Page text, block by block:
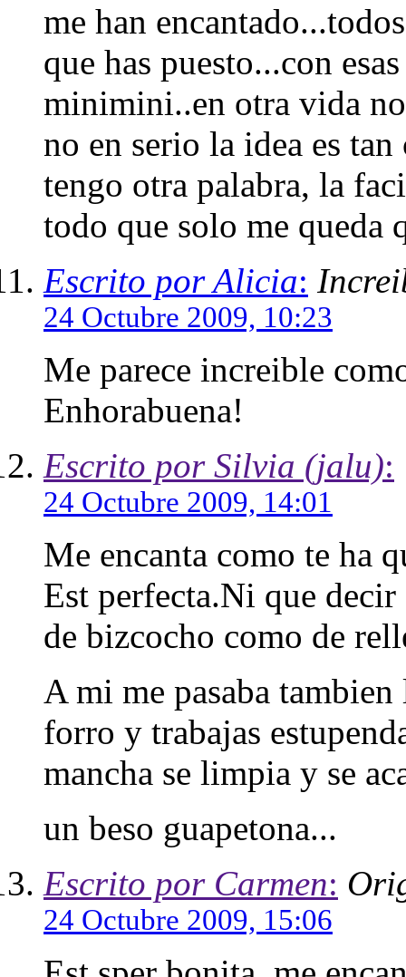
me han
que has puesto...con
minimini..en otra vida
no en serio la idea es
tengo otra palabra, la
todo que solo me queda
Escrito por Alicia:
24 Octubre 2009, 10:23
Me parece increible
Enhorabuena!
Escrito por Silvia (jalu):
24 Octubre 2009, 14:01
Me encanta como te ha
Est perfecta.Ni que decir
de bizcocho como de
A mi me pasaba
forro y trabajas
mancha se limpia y se
un beso guapetona...
Escrito por Carmen:
24 Octubre 2009, 15:06